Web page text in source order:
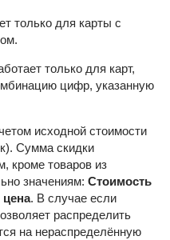
только для карты с
только для карт,
цифр, указанную
исходной стоимости
Сумма скидки
кроме товаров из
значениям: Стоимость
. В случае если
распределить
на нераспределённую